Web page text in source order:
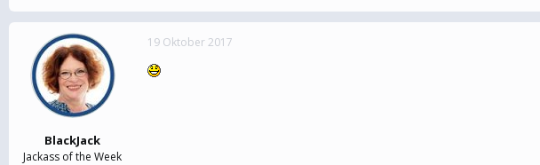
BlackJack
Jackass of the Week
19 Oktober 2017